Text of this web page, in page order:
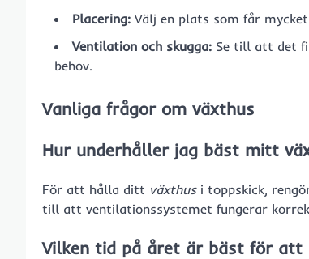
Placering: Välj en plats som får
Ventilation och skugga: Se till att det
behov.
Vanliga frågor om växthus
Hur underhåller jag bäst mitt
För att hålla ditt växthusi toppskick,
till att ventilationssystemet fungerar
Vilken tid på året är bäst för att